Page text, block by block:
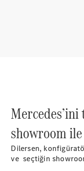
Dünyası
AMG
Mercedes-
Maybach
140 Yıllık
showroom
Dilersen,
ve seçtiğin